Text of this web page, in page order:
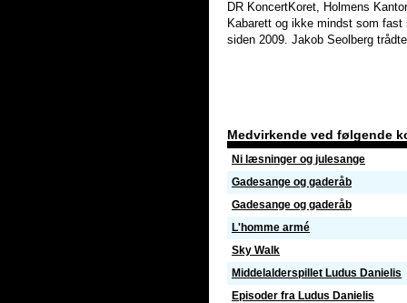
DR KoncertKoret, Holmens
Kabarett og ikke mindst som fast
siden 2009. Jakob Seolberg
Medvirkende ved følgende
Ni læsninger og julesange
Gadesange og gaderåb
Gadesange og gaderåb
L'homme armé
Sky Walk
Middelalderspillet Ludus Danielis
Episoder fra Ludus Danielis